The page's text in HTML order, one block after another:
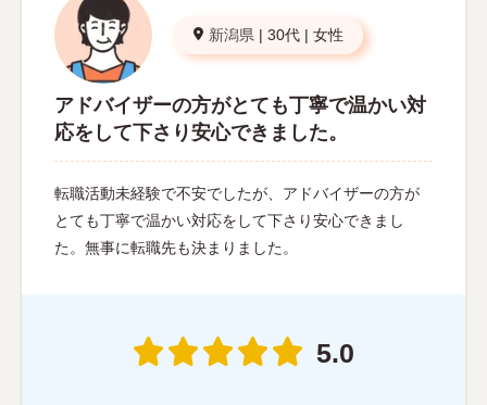
新潟県 | 30代 | 女性
アドバイザーの方がとても丁寧で温かい対
応をして下さり安心できました。
転職活動未経験で不安でしたが、アドバイザーの方が
とても丁寧で温かい対応をして下さり安心できまし
た。無事に転職先も決まりました。
5.0